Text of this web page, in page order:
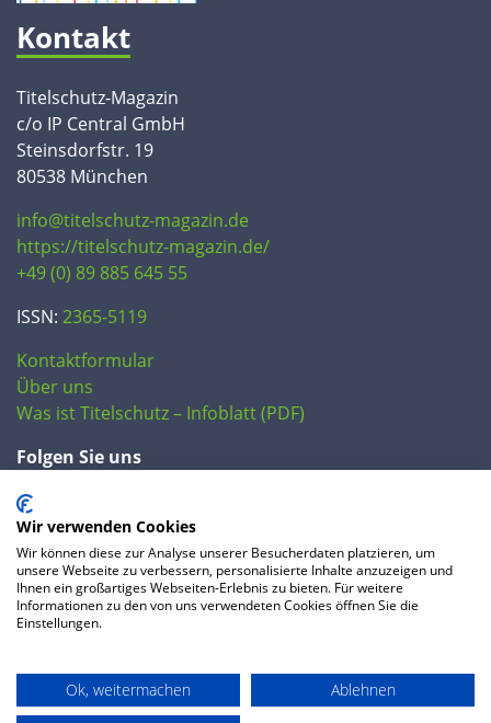
Kontakt
Titelschutz-Magazin
c/o IP Central GmbH
Steinsdorfstr. 19
80538 München
info@titelschutz-magazin.de
https://titelschutz-magazin.de/
+49 (0) 89 885 645 55
ISSN: 2365-5119
Kontaktformular
Über uns
Was ist Titelschutz – Infoblatt (PDF)
Folgen Sie uns
FAQ
Datenschutzerklärung AGB
Preise
Wir verwenden Cookies
Wir können diese zur Analyse unserer Besucherdaten platzieren, um
unsere Webseite zu verbessern, personalisierte Inhalte anzuzeigen und
Ihnen ein großartiges Webseiten-Erlebnis zu bieten. Für weitere
Informationen zu den von uns verwendeten Cookies öffnen Sie die
Einstellungen.
Ok, weitermachen
Ablehnen